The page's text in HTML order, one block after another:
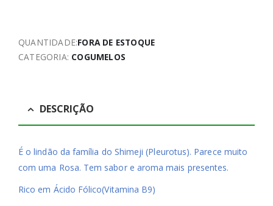
QUANTIDADE:FORA DE ESTOQUE
CATEGORIA: COGUMELOS
DESCRIÇÃO
É o lindão da família do Shimeji (Pleurotus). Parece muito
com uma Rosa. Tem sabor e aroma mais presentes.
Rico em Ácido Fólico(Vitamina B9)